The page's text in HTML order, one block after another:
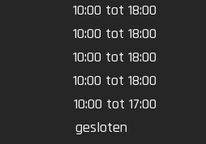
10:00 tot 18:00
10:00 tot 18:00
10:00 tot 18:00
10:00 tot 18:00
10:00 tot 17:00
gesloten